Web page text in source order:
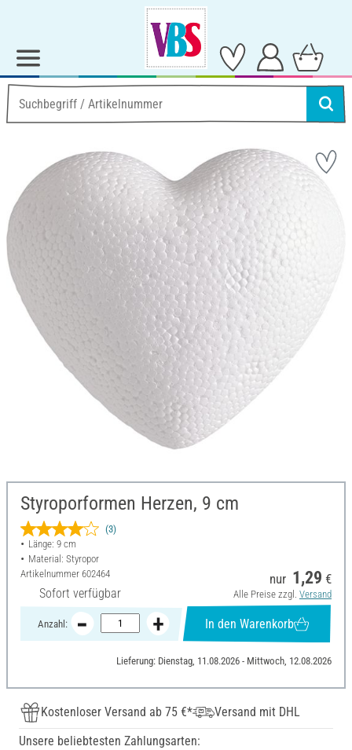
Styroporformen Herzen, 9 cm
(3)
Länge: 9 cm
Material: Styropor
Artikelnummer 602464
Sofort verfügbar
nur 1,29 €
Alle Preise zzgl. Versand
Anzahl: In den Warenkorb
Lieferung: Dienstag, 11.08.2026 - Mittwoch, 12.08.2026
Kostenloser Versand ab 75 €*
Versand mit DHL
Unsere beliebtesten Zahlungsarten: